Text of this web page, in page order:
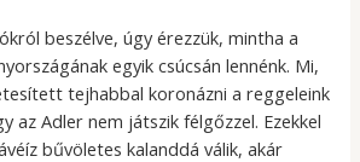
beszélve, úgy érezzük, mintha a
egyik csúcsán lennénk. Mi,
tejhabbal koronázni a reggeleink
az Adler nem játszik félgőzzel. Ezekkel
bűvöletes kalanddá válik, akár